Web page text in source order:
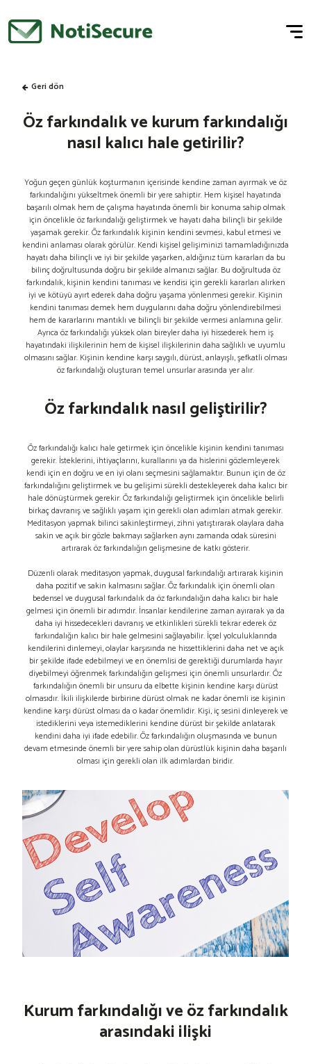
Geri dön
Öz farkındalık ve kurum farkındalığı
nasıl kalıcı hale getirilir?
Yoğun geçen günlük koşturmanın içerisinde kendine zaman ayırmak ve öz
farkındalığını yükseltmek önemli bir yere sahiptir. Hem kişisel hayatında
başarılı olmak hem de çalışma hayatında önemli bir konuma sahip olmak
için öncelikle öz farkındalığı geliştirmek ve hayatı daha bilinçli bir şekilde
yaşamak gerekir. Öz farkındalık kişinin kendini sevmesi, kabul etmesi ve
kendini anlaması olarak görülür. Kendi kişisel gelişiminizi tamamladığınızda
hayatı daha bilinçli ve iyi bir şekilde yaşarken, aldığınız tüm kararları da bu
bilinç doğrultusunda doğru bir şekilde almanızı sağlar. Bu doğrultuda öz
farkındalık, kişinin kendini tanıması ve kendisi için gerekli kararları alırken
iyi ve kötüyü ayırt ederek daha doğru yaşama yönlenmesi gerekir. Kişinin
kendini tanıması demek hem duygularını daha doğru yönlendirebilmesi
hem de kararlarını mantıklı ve bilinçli bir şekilde vermesi anlamına gelir.
Ayrıca öz farkındalığı yüksek olan bireyler daha iyi hissederek hem iş
hayatındaki ilişkilerinin hem de kişisel ilişkilerinin daha sağlıklı ve uyumlu
olmasını sağlar. Kişinin kendine karşı saygılı, dürüst, anlayışlı, şefkatli olması
öz farkındalığı oluşturan temel unsurlar arasında yer alır.
Öz farkındalık nasıl geliştirilir?
Öz farkındalığı kalıcı hale getirmek için öncelikle kişinin kendini tanıması
gerekir. İsteklerini, ihtiyaçlarını, kurallarını ya da hislerini gözlemleyerek
kendi için en doğru ve en iyi olanı seçmesini sağlamaktır. Bunun için de öz
farkındalığını geliştirmek ve bu gelişimi sürekli destekleyerek daha kalıcı bir
hale dönüştürmek gerekir. Öz farkındalığı geliştirmek için öncelikle belirli
birkaç davranış ve sağlıklı yaşam için gerekli olan adımları atmak gerekir.
Meditasyon yapmak bilinci sakinleştirmeyi, zihni yatıştırarak olaylara daha
sakin ve açık bir gözle bakmayı sağlarken aynı zamanda odak süresini
artırarak öz farkındalığın gelişmesine de katkı gösterir.
Düzenli olarak meditasyon yapmak, duygusal farkındalığı artırarak kişinin
daha pozitif ve sakin kalmasını sağlar. Öz farkındalık için önemli olan
bedensel ve duygusal farkındalık da öz farkındalığın daha kalıcı bir hale
gelmesi için önemli bir adımdır. İnsanlar kendilerine zaman ayırarak ya da
daha iyi hissedecekleri davranış ve etkinlikleri sürekli tekrar ederek öz
farkındalığın kalıcı bir hale gelmesini sağlayabilir. İçsel yolculuklarında
kendilerini dinlemeyi, olaylar karşısında ne hissettiklerini daha net ve açık
bir şekilde ifade edebilmeyi ve en önemlisi de gerektiği durumlarda hayır
diyebilmeyi öğrenmek farkındalığın gelişmesi için önemli unsurlardır. Öz
farkındalığın önemli bir unsuru da elbette kişinin kendine karşı dürüst
olmasıdır. İkili ilişkilerde birbirine dürüst olmak ne kadar önemli ise kişinin
kendine karşı dürüst olması da o kadar önemlidir. Kişi, iç sesini dinleyerek ve
istediklerini veya istemediklerini kendine dürüst bir şekilde anlatarak
kendini daha iyi ifade edebilir. Öz farkındalığın oluşmasında ve bunun
devam etmesinde önemli bir yere sahip olan dürüstlük kişinin daha başarılı
olması için gerekli olan ilk adımlardan biridir.
Kurum farkındalığı ve öz farkındalık
arasındaki ilişki